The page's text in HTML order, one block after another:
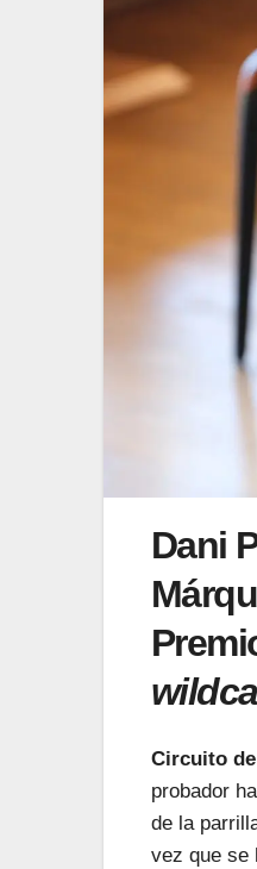
Dani
Circuito
probador
de la
vez que se